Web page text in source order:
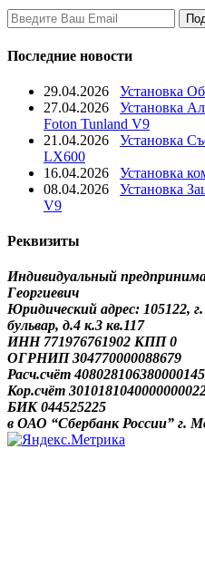
Последние новости
29.04.2026
Установка
27.04.2026
Установка
Foton Tunland V9
21.04.2026
Установка
LX600
16.04.2026
Установка
08.04.2026
Установка
V9
Реквизиты
Индивидуальный
Георгиевич
Юридический адрес: 105122,
бульвар, д.4 к.3 кв.117
ИНН 771976761902 КПП 0
ОГРНИП 304770000088679
Расч.счёт
Кор.счёт
БИК 044525225
в ОАО “Сбербанк России” г.